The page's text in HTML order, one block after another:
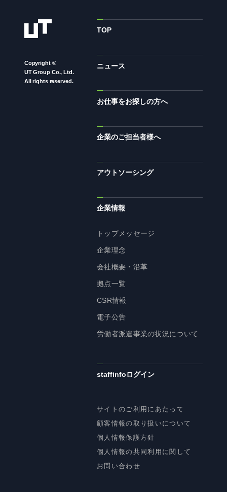
Copyright ©
UT Group Co., Ltd.
All rights reserved.
TOP
ニュース
お仕事をお探しの方へ
企業のご担当者様へ
アウトソーシング
企業情報
トップメッセージ
企業理念
会社概要・沿革
拠点一覧
CSR情報
電子公告
労働者派遣事業の状況について
staffinfoログイン
サイトのご利用にあたって
顧客情報の取り扱いについて
個人情報保護方針
個人情報の共同利用に関して
お問い合わせ